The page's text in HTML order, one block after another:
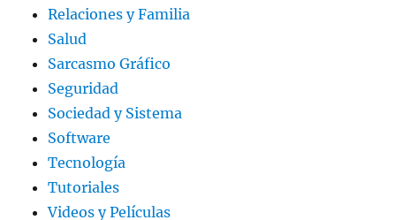
Relaciones y Familia
Salud
Sarcasmo Gráfico
Seguridad
Sociedad y Sistema
Software
Tecnología
Tutoriales
Videos y Películas